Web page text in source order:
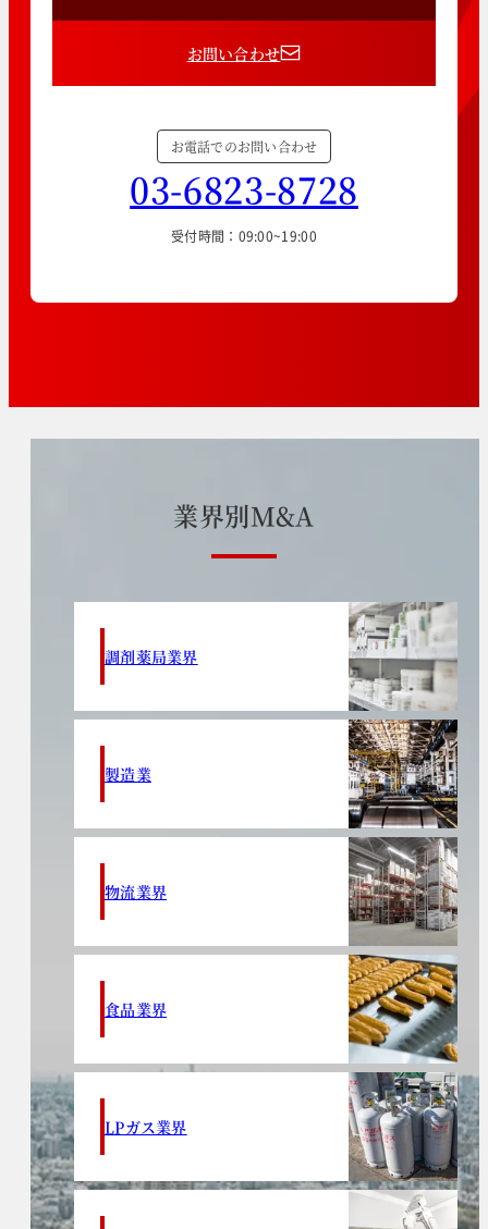
お問い合わせ
お電話でのお問い合わせ
03-6823-8728
受付時間：09:00~19:00
業界別M&A
調剤薬局業界
製造業
物流業界
食品業界
LPガス業界